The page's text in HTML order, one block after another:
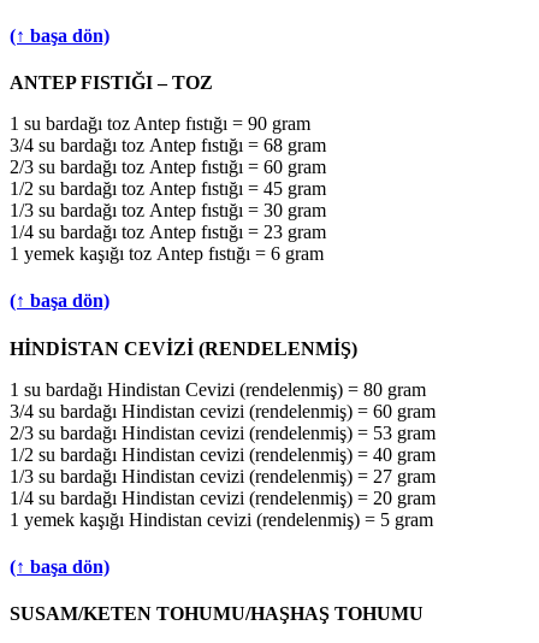
(↑ başa dön)
ANTEP FISTIĞI – TOZ
1 su bardağı toz Antep fıstığı = 90 gram
3/4 su bardağı toz Antep fıstığı = 68 gram
2/3 su bardağı toz Antep fıstığı = 60 gram
1/2 su bardağı toz Antep fıstığı = 45 gram
1/3 su bardağı toz Antep fıstığı = 30 gram
1/4 su bardağı toz Antep fıstığı = 23 gram
1 yemek kaşığı toz Antep fıstığı = 6 gram
(↑ başa dön)
HİNDİSTAN CEVİZİ (RENDELENMİŞ)
1 su bardağı Hindistan Cevizi (rendelenmiş) = 80 gram
3/4 su bardağı Hindistan cevizi (rendelenmiş) = 60 gram
2/3 su bardağı Hindistan cevizi (rendelenmiş) = 53 gram
1/2 su bardağı Hindistan cevizi (rendelenmiş) = 40 gram
1/3 su bardağı Hindistan cevizi (rendelenmiş) = 27 gram
1/4 su bardağı Hindistan cevizi (rendelenmiş) = 20 gram
1 yemek kaşığı Hindistan cevizi (rendelenmiş) = 5 gram
(↑ başa dön)
SUSAM/KETEN TOHUMU/HAŞHAŞ TOHUMU